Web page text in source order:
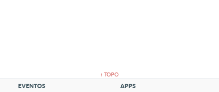
↑ TOPO
EVENTOS APPS